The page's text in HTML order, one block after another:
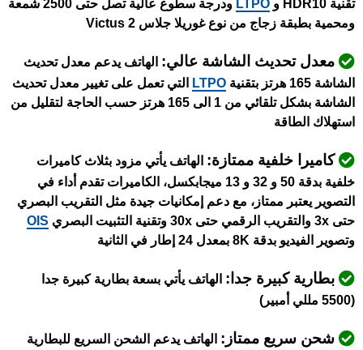
تقنية HDR10 و
LTPO
ودرجة سطوع عالية تصل حتى 2500 شمعة
ومحمية بطبقة زجاج من نوع غوريلا جلاس Victus 2
معدل تحديث الشاشة عالي: الهاتف يدعم معدل تحديث
الشاشة 165 هرتز بتقنية
LTPO
التي تعمل على تغيير معدل تحديث
الشاشة بشكل تلقائي من 1 الى 165 هرتز حسب الحاجة لتقليل من
استهلاك الطاقة
كاميرا خلفية ممتازة: الهاتف يأتي مزود بثلاث كاميرات
خلفية بدقة 50 و 32 و 13 ميجابكسل، الكاميرات تقدم أداء في
التصوير يعتبر ممتاز، مع دعم إمكانيات جيدة مثل التقريب البصري
حتى 3x والتقريب الرقمي حتى 30x وتقنية التثبيت البصري
OIS
وتصوير الفيديو بدقة 8K بمعدل 24 إطار في الثانية
بطارية كبيرة جدا: الهاتف يأتي بسعة بطارية كبيرة جدا
(5500 مللي أمبير)
شحن سريع ممتاز: الهاتف يدعم الشحن السريع للبطارية